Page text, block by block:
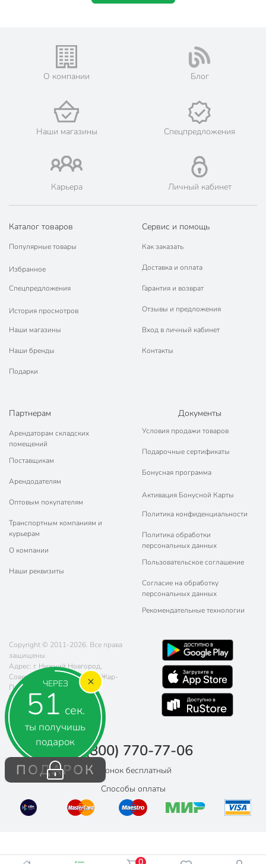
ЧЕРЕЗ
50 сек.
ты получишь
подарок
ПОДАРОК
Можно мыть в посудомоечной
сталь
белый
современный
набор столовых
приборов
Назначение
столовый
чайный
Особенности
на 8 марта
в подарочной
Особенности ручки
тонкий
Покрытие
Модель
О компании Блог
Наши магазины Спецпредложения
Карьера Личный кабинет
Каталог товаров
Популярные товары
Избранное
Спецпредложения
История просмотров
Наши магазины
Наши бренды
Подарки
Сервис и помощь
Как заказать
Доставка и оплата
Гарантия и возврат
Отзывы и предложения
Вход в личный кабинет
Контакты
Партнерам
Арендаторам складских
помещений
Поставщикам
Арендодателям
Оптовым покупателям
Транспортным компаниям и
курьерам
О компании
Наши реквизиты
Документы
Условия продажи товаров
Подарочные сертификаты
Бонусная программа
Активация Бонусной Карты
Политика конфиденциальности
Политика обработки
персональных данных
Пользовательское соглашение
Согласие на обработку
персональных данных
Рекомендательные технологии
Copyright © 2011-2026. Все права
защищены.
Адрес: г. Нижний Новгород,
Советская площадь 5, ТРЦ "Жар-
Птица"
Телефон: 8 (800) 770-77-06
Почта:
sales@poryadok.ru
8 (800) 770-77-06
Звонок бесплатный
Способы оплаты